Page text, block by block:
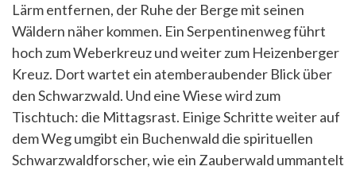
Lärm entfernen, der Ruhe der Berge mit seinen
Wäldern näher kommen. Ein Serpentinenweg führt
hoch zum Weberkreuz und weiter zum Heizenberger
Kreuz. Dort wartet ein atemberaubender Blick über
den Schwarzwald. Und eine Wiese wird zum
Tischtuch: die Mittagsrast. Einige Schritte weiter auf
dem Weg umgibt ein Buchenwald die spirituellen
Schwarzwaldforscher, wie ein Zauberwald ummantelt